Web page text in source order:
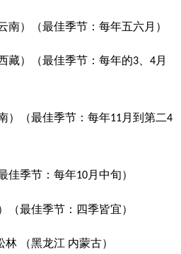
南）（最佳季节：每年五六月）
藏）（最佳季节：每年的3 4月
）（最佳季节：每年11月到第二4
佳季节：每年10月中旬）
（最佳季节：四季皆宜）
（黑龙江 内蒙古）